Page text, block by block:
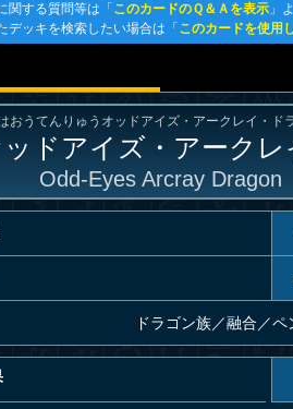
関する質問等は「 このカードのＱ＆Ａを表示 」
デッキを検索したい場合は「 このカードを使用
おうてんりゅうオッドアイズ・アークレイ・ド
ドアイズ・アーク
Odd-Eyes Arcray Dragon
ドラゴン族／融合／ペ